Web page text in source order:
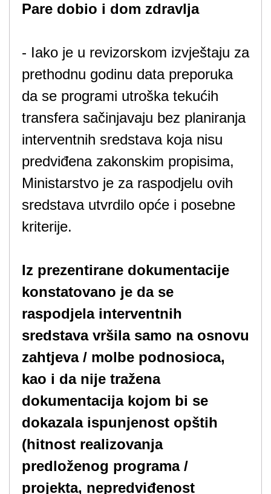
Pare dobio i dom zdravlja
- Iako je u revizorskom izvještaju za
prethodnu godinu data preporuka
da se programi utroška tekućih
transfera sačinjavaju bez planiranja
interventnih sredstava koja nisu
predviđena zakonskim propisima,
Ministarstvo je za raspodjelu ovih
sredstava utvrdilo opće i posebne
kriterije.
Iz prezentirane dokumentacije
konstatovano je da se
raspodjela interventnih
sredstava vršila samo na osnovu
zahtjeva / molbe podnosioca,
kao i da nije tražena
dokumentacija kojom bi se
dokazala ispunjenost opštih
(hitnost realizovanja
predloženog programa /
projekta, nepredviđenost